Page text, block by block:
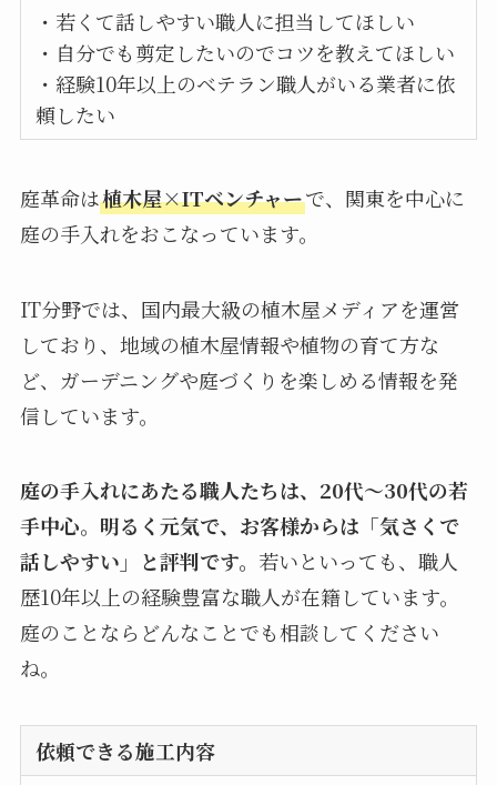
・若くて話しやすい職人に担当してほしい
・自分でも剪定したいのでコツを教えてほしい
・経験10年以上のベテラン職人がいる業者に依
頼したい
庭革命は植木屋×ITベンチャーで、関東を中心に
庭の手入れをおこなっています。
IT分野では、国内最大級の植木屋メディアを運営
しており、地域の植木屋情報や植物の育て方な
ど、ガーデニングや庭づくりを楽しめる情報を発
信しています。
庭の手入れにあたる職人たちは、20代～30代の若
手中心。明るく元気で、お客様からは「気さくで
話しやすい」と評判です。 若いといっても、職人
歴10年以上の経験豊富な職人が在籍しています。
庭のことならどんなことでも相談してください
ね。
依頼できる施工内容